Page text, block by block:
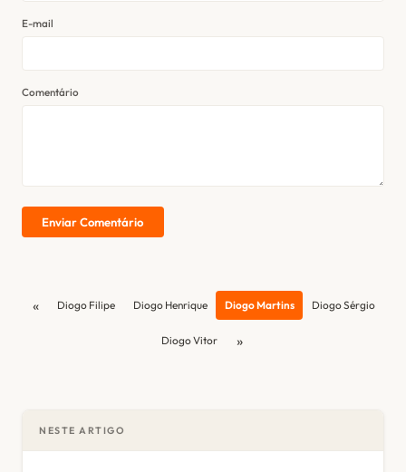
E-mail
Comentário
Enviar Comentário
« Diogo Filipe Diogo Henrique Diogo Martins Diogo Sérgio
Diogo Vitor »
NESTE ARTIGO